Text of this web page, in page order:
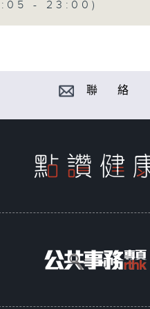
- 23:00)
聯 絡